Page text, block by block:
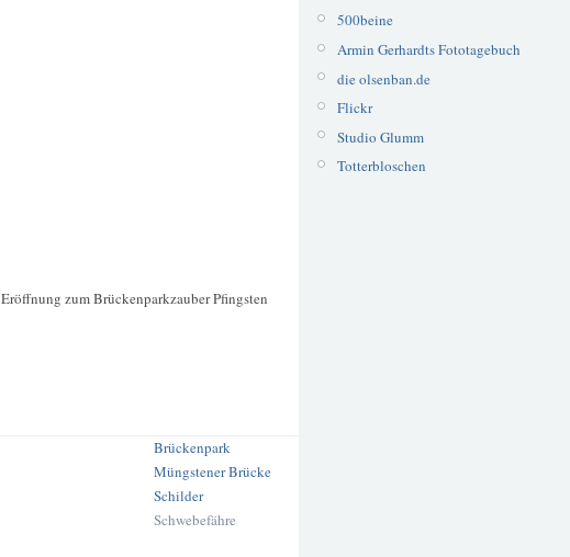
Eröffnung zum Brückenparkzauber Pfingsten
Brückenpark
Müngstener Brücke
Schilder
Schwebefähre
500beine
Armin Gerhardts Fototagebuch
die olsenban.de
Flickr
Studio Glumm
Totterbloschen